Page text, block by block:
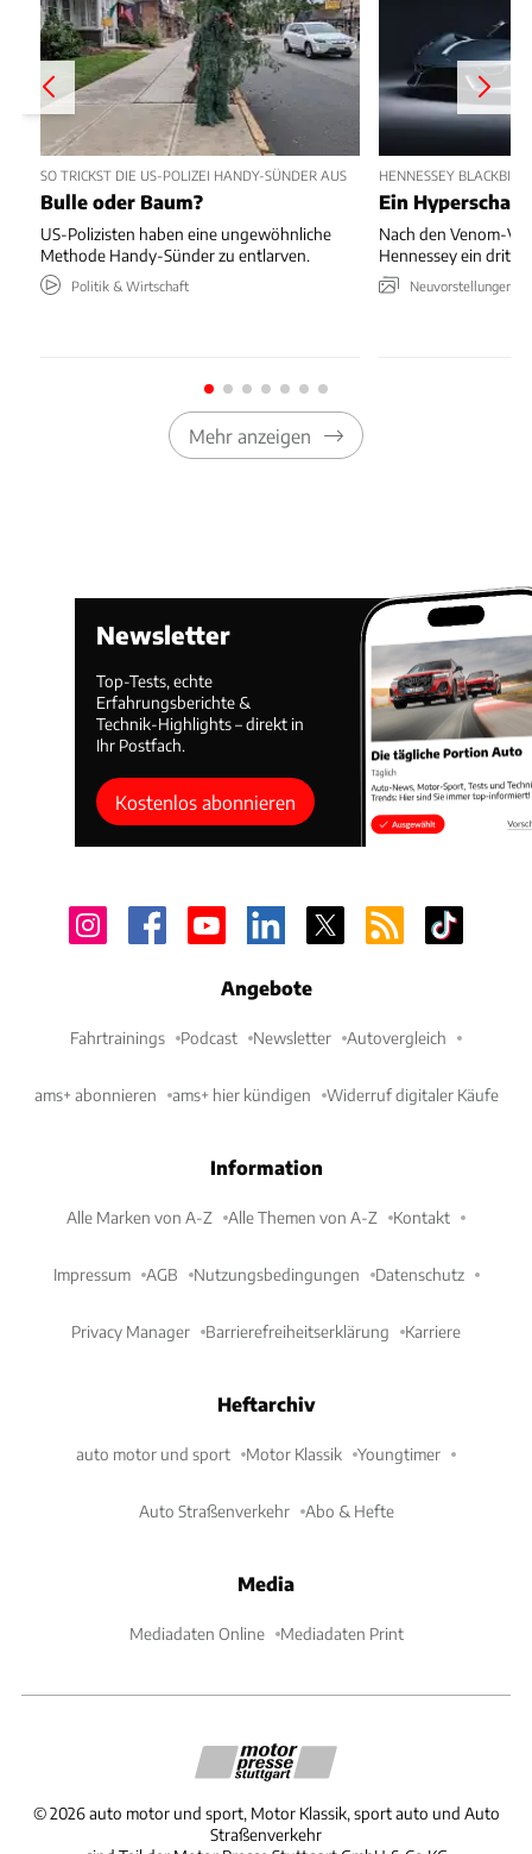
SO TRICKST DIE US-POLIZEI HANDY-SÜNDER AUS
Bulle oder Baum?
US-Polizisten haben eine ungewöhnliche
Methode Handy-Sünder zu entlarven.
Politik & Wirtschaft
HENNESSEY BLACKBIRD
Ein
Nach den Venom-
Hennessey ein
Neuvorstellungen &
Mehr anzeigen
Newsletter
Top-Tests, echte
Erfahrungsberichte &
Technik-Highlights – direkt in
Ihr Postfach.
Kostenlos abonnieren
Angebote
Fahrtrainings Podcast Newsletter Autovergleich
ams+ abonnieren ams+ hier kündigen Widerruf digitaler Käufe
Information
Alle Marken von A-Z Alle Themen von A-Z Kontakt
Impressum AGB Nutzungsbedingungen Datenschutz
Privacy Manager Barrierefreiheitserklärung Karriere
Heftarchiv
auto motor und sport Motor Klassik Youngtimer
Auto Straßenverkehr Abo & Hefte
Media
Mediadaten Online Mediadaten Print
©2026 auto motor und sport, Motor Klassik, sport auto und Auto
Straßenverkehr